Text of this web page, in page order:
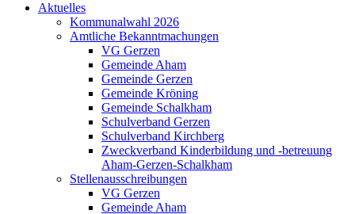
Aktuelles
Kommunalwahl 2026
Amtliche Bekanntmachungen
VG Gerzen
Gemeinde Aham
Gemeinde Gerzen
Gemeinde Kröning
Gemeinde Schalkham
Schulverband Gerzen
Schulverband Kirchberg
Zweckverband Kinderbildung und -betreuung
Aham-Gerzen-Schalkham
Stellenausschreibungen
VG Gerzen
Gemeinde Aham